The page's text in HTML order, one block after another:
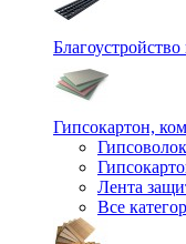
Гипсокартон,
Лента
Все